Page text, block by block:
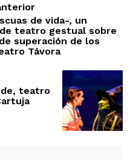
de vida-, un
teatro gestual sobre
superación de los
Távora
teatro